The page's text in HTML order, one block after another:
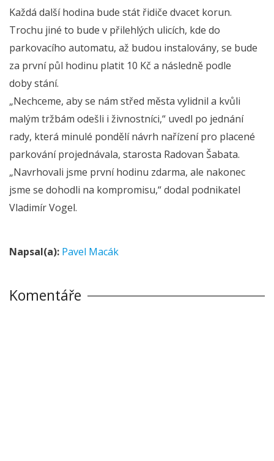
Každá další hodina bude stát řidiče dvacet korun.
Trochu jiné to bude v přilehlých ulicích, kde do
parkovacího automatu, až budou instalovány, se bude
za první půl hodinu platit 10 Kč a následně podle
doby stání.
„Nechceme, aby se nám střed města vylidnil a kvůli
malým tržbám odešli i živnostníci,“ uvedl po jednání
rady, která minulé pondělí návrh nařízení pro placené
parkování projednávala, starosta Radovan Šabata.
„Navrhovali jsme první hodinu zdarma, ale nakonec
jsme se dohodli na kompromisu,“ dodal podnikatel
Vladimír Vogel.
Napsal(a): Pavel Macák
Komentáře